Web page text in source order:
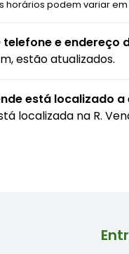
horários podem variar em
telefone e endereço
estão atualizados.
está localizado a
localizada na R.